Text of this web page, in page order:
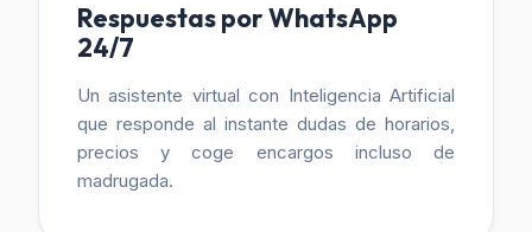
Respuestas por WhatsApp
24/7
Un asistente virtual con Inteligencia Artificial
que responde al instante dudas de horarios,
precios y coge encargos incluso de
madrugada.